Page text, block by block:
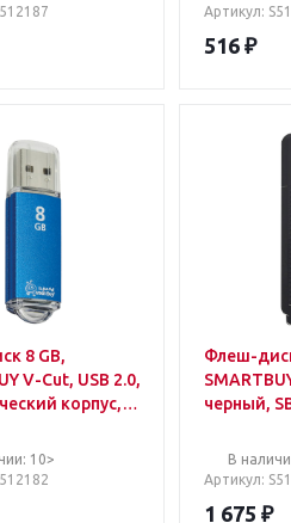
Артикул:
516 ₽
8 GB,
V-Cut, USB 2.0,
корпус,
10>
Флеш-
черный,
В
Артикул:
1 675 ₽